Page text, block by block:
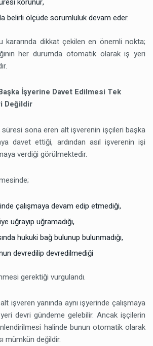
belirli ölçüde sorumluluk devam eder.
kararında dikkat çekilen en önemli nokta;
her durumda otomatik olarak iş yeri
İşyerine Davet Edilmesi Tek
Değildir
sona eren alt işverenin işçileri başka
davet ettiği, ardından asıl işverenin işi
verdiği görülmektedir.
çalışmaya devam edip etmediği,
uğrayıp uğramadığı,
hukuki bağ bulunup bulunmadığı,
devredilip devredilmediği
gerektiği vurgulandı.
işveren yanında aynı işyerinde çalışmaya
devri gündeme gelebilir. Ancak işçilerin
halinde bunun otomatik olarak
mümkün değildir.